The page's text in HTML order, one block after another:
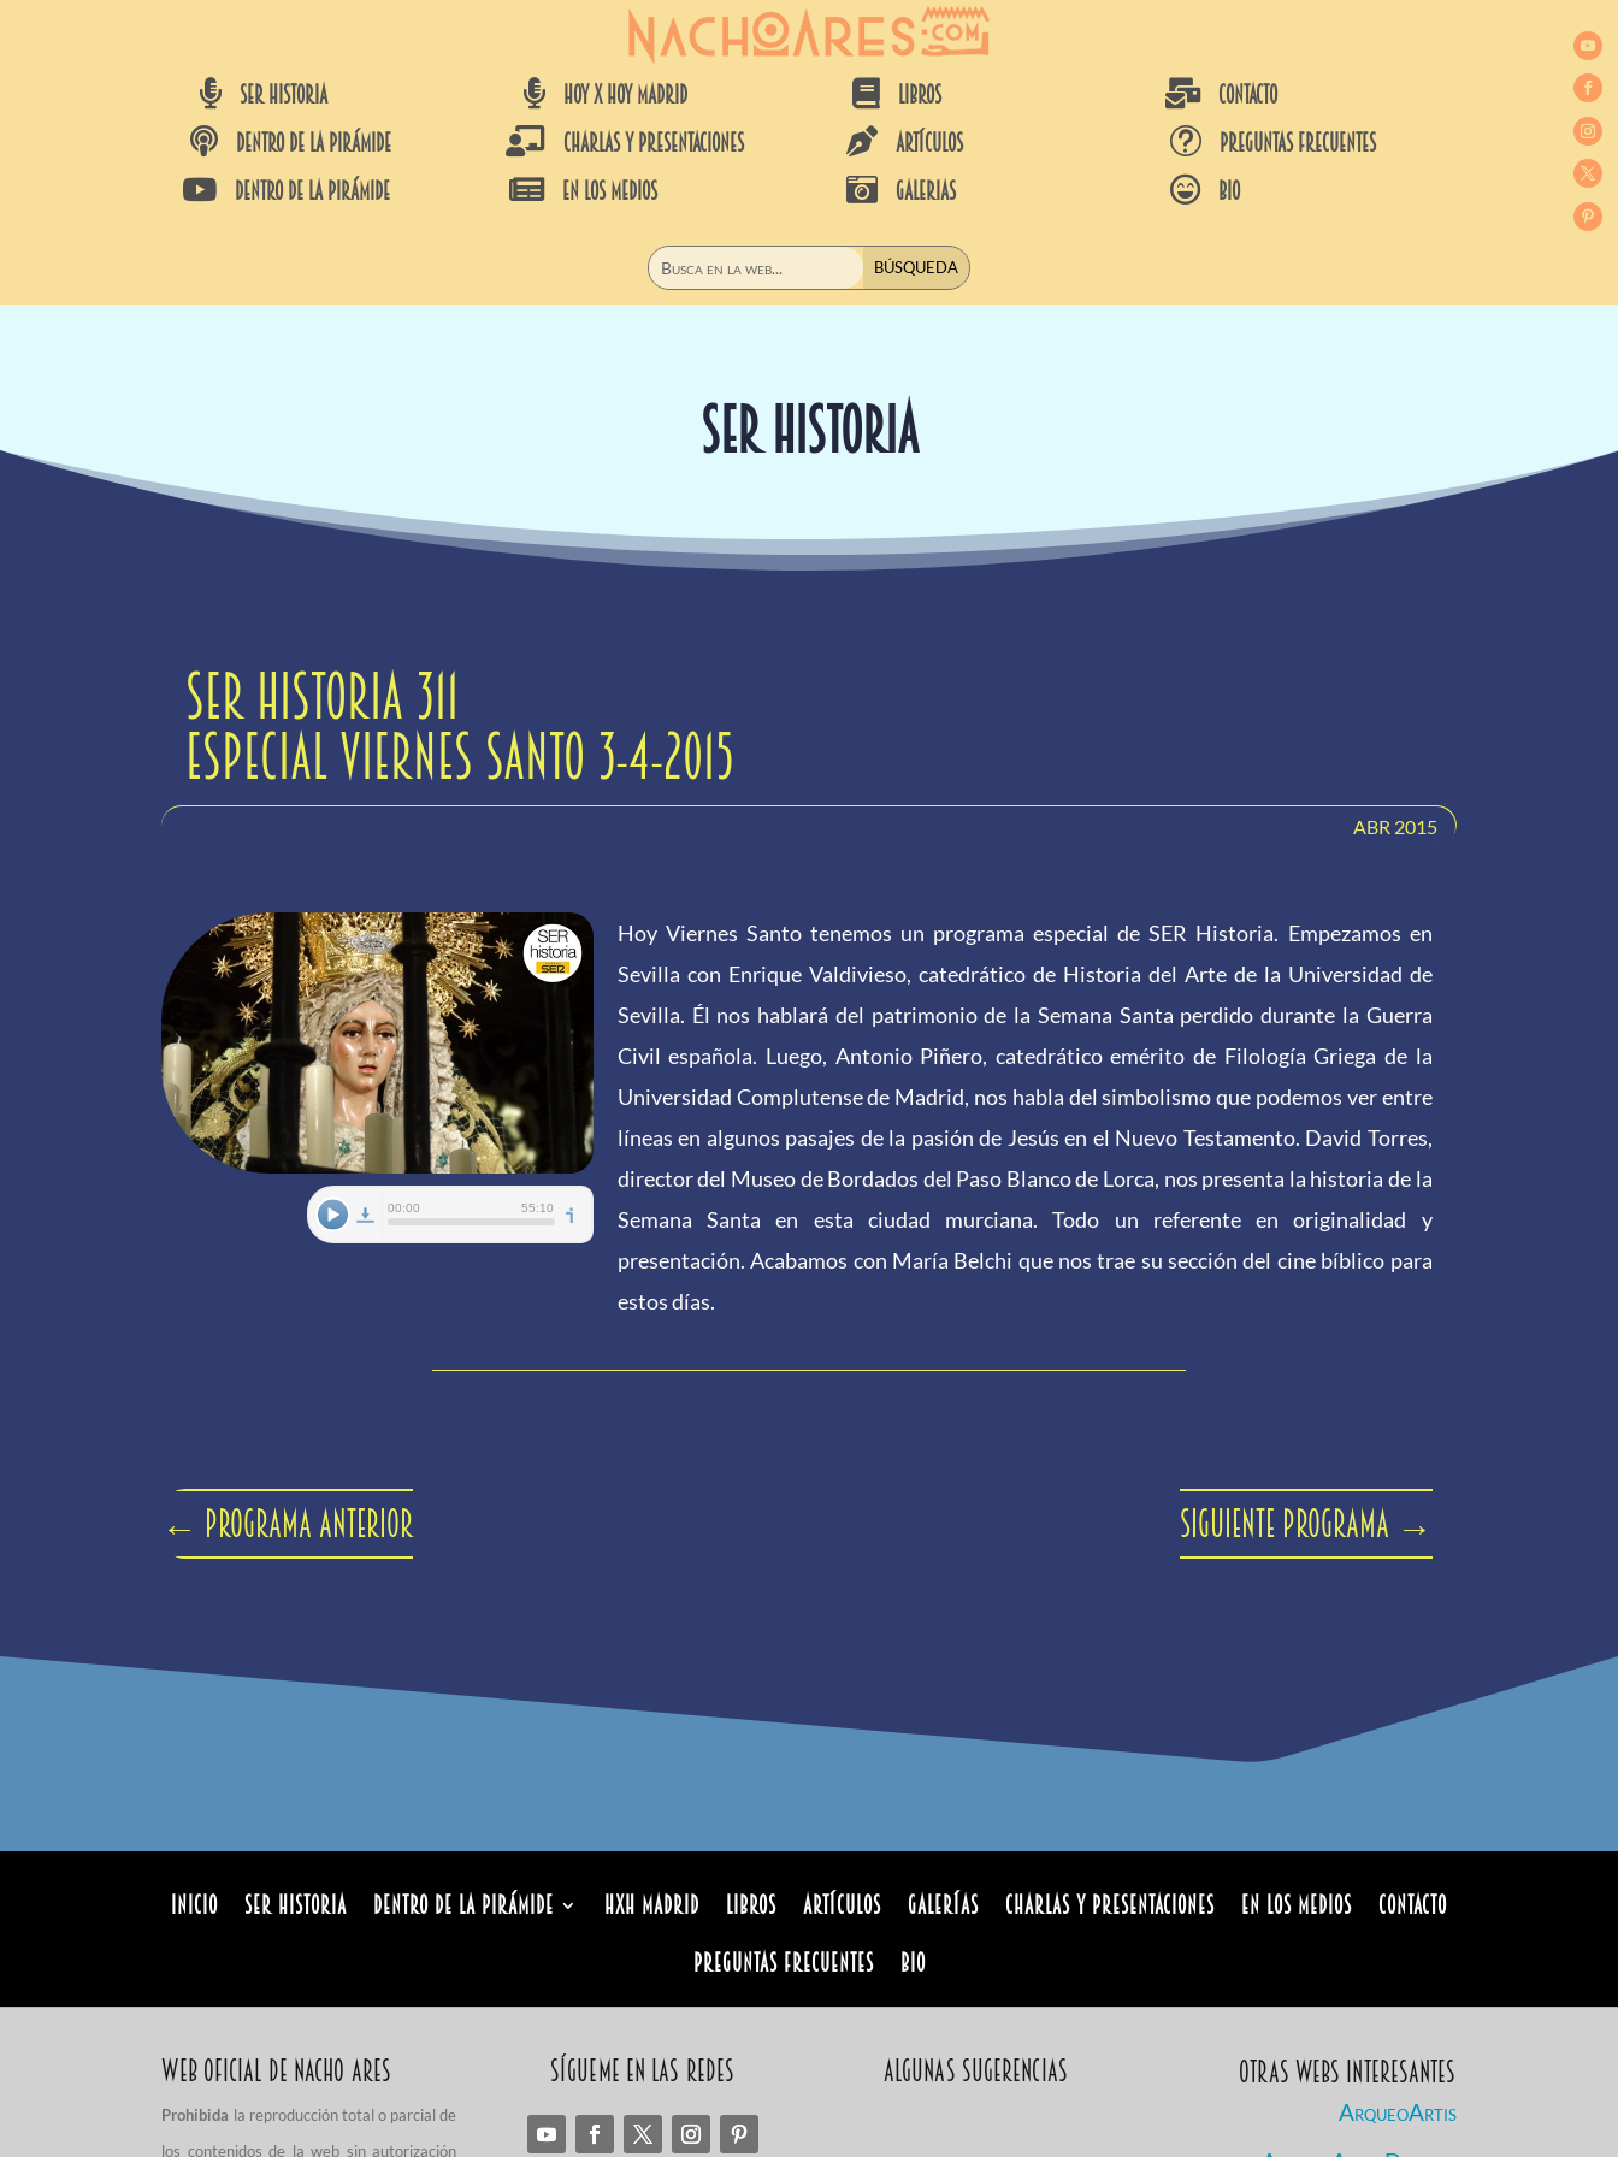
 SER HISTORIA
 DENTRO DE LA PIRÁMIDE
 DENTRO DE LA PIRÁMIDE
 HOY X HOY MADRID
 CHARLAS Y PRESENTACIONES
 EN LOS MEDIOS
 LIBROS
 ARTÍCULOS
 GALERIAS
 CONTACTO
t Preguntas frecuentes
 BIO
SER HISTORIA
SER Historia 311
Especial Viernes Santo 3-4-2015
ABR 2015
Hoy Viernes Santo tenemos un programa especial de SER Historia. Empezamos en
Sevilla con Enrique Valdivieso, catedrático de Historia del Arte de la Universidad de
Sevilla. Él nos hablará del patrimonio de la Semana Santa perdido durante la Guerra
Civil española. Luego, Antonio Piñero, catedrático emérito de Filología Griega de la
Universidad Complutense de Madrid, nos habla del simbolismo que podemos ver entre
líneas en algunos pasajes de la pasión de Jesús en el Nuevo Testamento. David Torres,
director del Museo de Bordados del Paso Blanco de Lorca, nos presenta la historia de la
Semana Santa en esta ciudad murciana. Todo un referente en originalidad y
presentación. Acabamos con María Belchi que nos trae su sección del cine bíblico para
estos días.
← Programa anterior Siguiente programa →
INICIO Ser Historia Dentro de la pirámide HxH Madrid Libros Artículos Galerías Charlas y Presentaciones En los medios
Contacto
Preguntas Frecuentes
Bio
Web Oficial de Nacho Ares
Prohibida la reproducción total o parcial de
los contenidos de la web sin autorización
Sígueme en las redes Algunas sugerencias Otras Webs Interesantes
ArqueoArtis